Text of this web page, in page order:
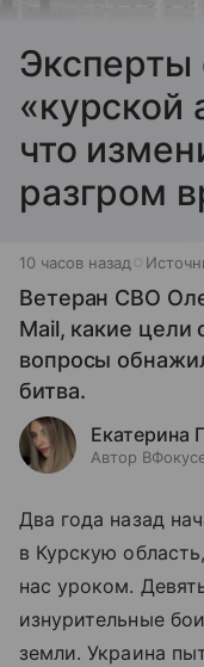
Эксперты
«курской
что
разгром
10 часов назад
Ветеран СВО
Mail, какие цели
вопросы
битва.
Екатерина
Автор
Два года назад
в Курскую
нас уроком.
изнурительные
земли. Украина